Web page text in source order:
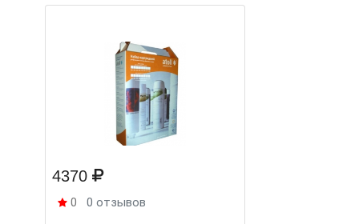
4370
0 0 отзывов